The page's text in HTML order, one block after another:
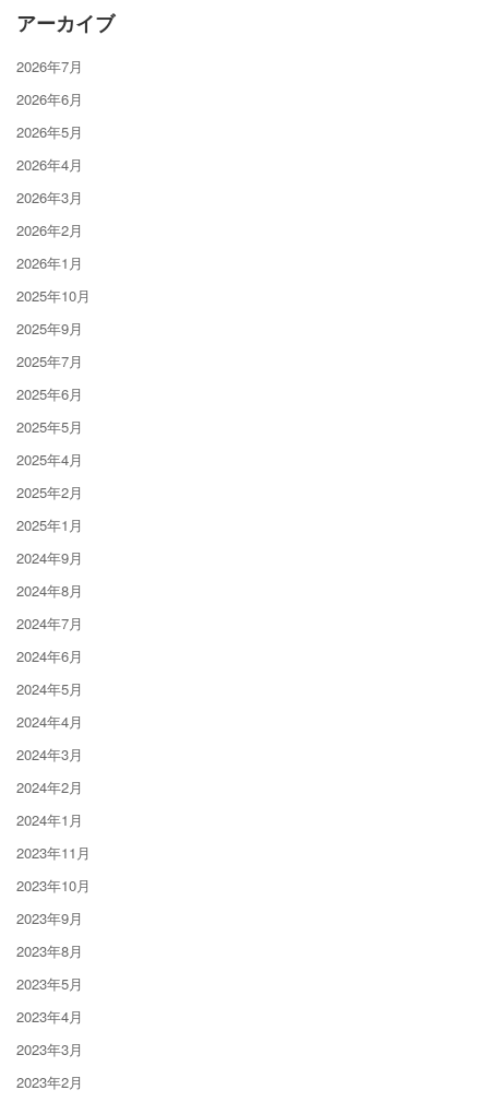
アーカイブ
2026年7月
2026年6月
2026年5月
2026年4月
2026年3月
2026年2月
2026年1月
2025年10月
2025年9月
2025年7月
2025年6月
2025年5月
2025年4月
2025年2月
2025年1月
2024年9月
2024年8月
2024年7月
2024年6月
2024年5月
2024年4月
2024年3月
2024年2月
2024年1月
2023年11月
2023年10月
2023年9月
2023年8月
2023年5月
2023年4月
2023年3月
2023年2月